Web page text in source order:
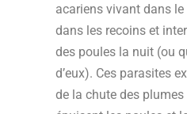
acariens vivant dans
dans les recoins et
des poules la nuit (ou
d’eux). Ces parasites
de la chute des